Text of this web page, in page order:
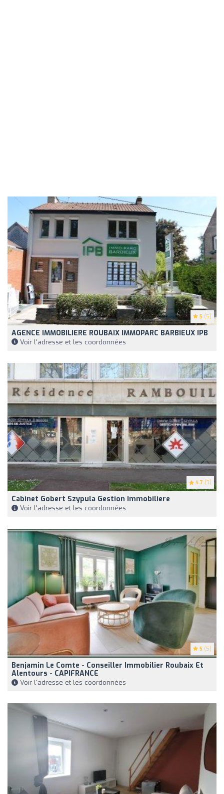
5 (5)
AGENCE IMMOBILIERE ROUBAIX IMMOPARC BARBIEUX IPB
Voir l'adresse et les coordonnées
4.7 (3)
Cabinet Gobert Szypula Gestion Immobiliere
Voir l'adresse et les coordonnées
5 (5)
Benjamin Le Comte - Conseiller Immobilier Roubaix Et
Alentours - CAPIFRANCE
Voir l'adresse et les coordonnées